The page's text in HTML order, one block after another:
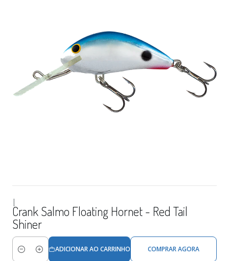
|
Crank Salmo Floating Hornet - Red Tail
Shiner
Quantidade
ADICIONAR AO CARRINHO COMPRAR AGORA